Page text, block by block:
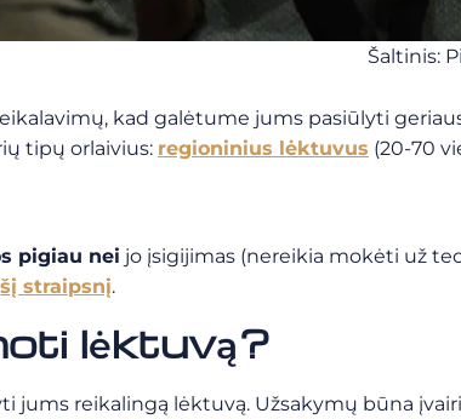
Šaltinis:
kad galėtume jums pasiūlyti
tipų orlaivius: regioninius lėktuvus (20-70
pigiau nei jo įsigijimas (nereikia mokėti už
šį straipsnį.
lėktuvą?
jums reikalingą lėktuvą. Užsakymų būna